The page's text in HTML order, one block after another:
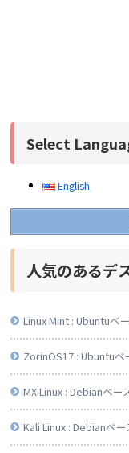
Select
English
人気のあるデ
Linux Mint : Ubuntuベ
ZorinOS17 : Ubuntuベ
MX Linux : Debianベー
Kali Linux : Debianベー